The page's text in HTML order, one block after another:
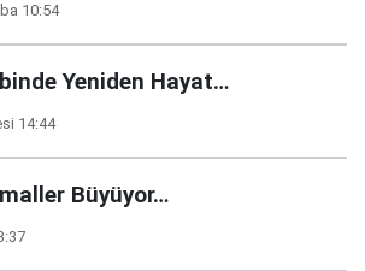
10:54
Yeniden Hayat…
14:44
Büyüyor…